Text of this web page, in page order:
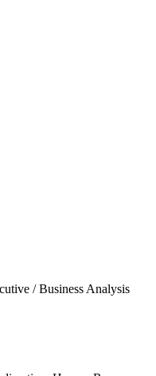
/ Business Analysis